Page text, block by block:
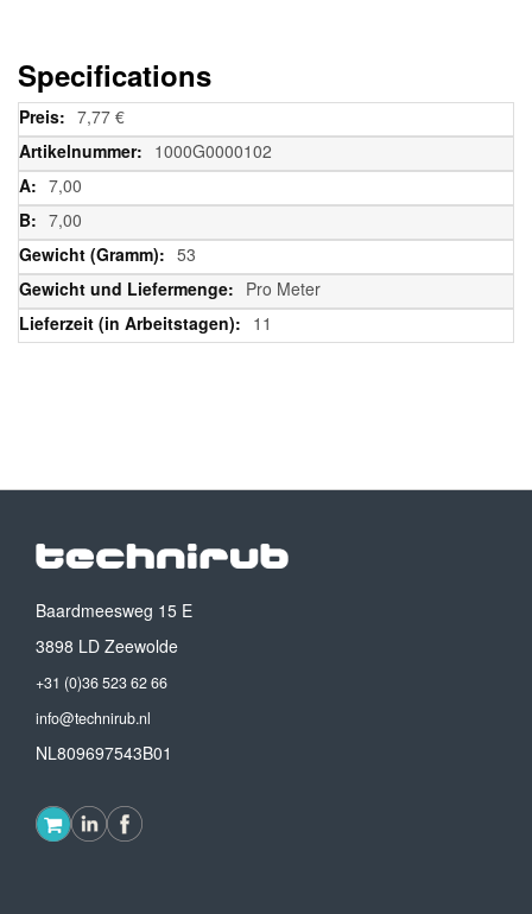
Specifications
Weitere
Informationen
7,77 €
1000G0000102
7,00
7,00
53
Pro Meter
11
Baardmeesweg 15 E
3898 LD Zeewolde
+31 (0)36 523 62 66
info@technirub.nl
NL809697543B01